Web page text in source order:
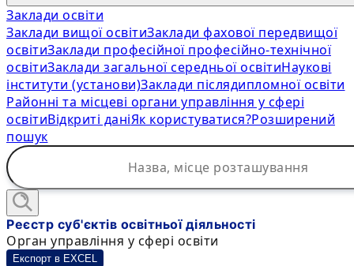
Заклади освіти
Заклади вищої освітиЗаклади фахової передвищої
освітиЗаклади професійної професійно-технічної
освітиЗаклади загальної середньої освітиНаукові
інститути (установи)Заклади післядипломної освіти
Районні та місцеві органи управління у сфері
освітиВідкриті даніЯк користуватися?Розширений
пошук
Реєстр суб'єктів освітньої діяльності
Орган управління у сфері освіти
Експорт в EXCEL